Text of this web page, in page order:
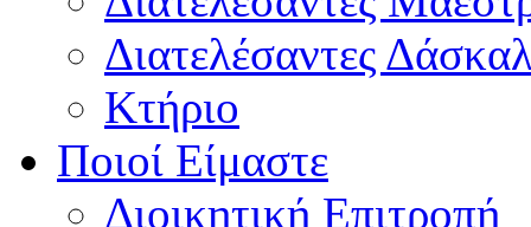
Διατελέσαντες
Κτήριο
Ποιοί Είμαστε
Διοικητική Επιτροπή